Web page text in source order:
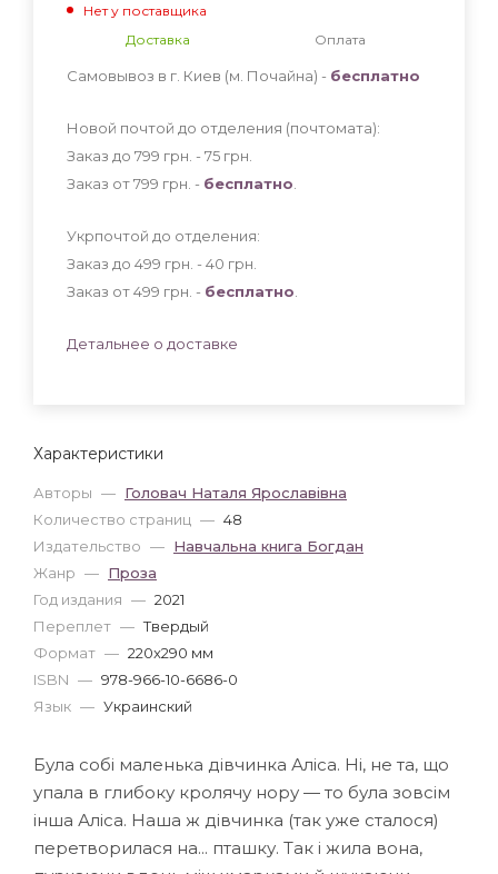
Характеристики
Авторы — Головач Наталя Ярославівна
Количество страниц — 48
Издательство — Навчальна книга Богдан
Жанр — Проза
Год издания — 2021
Переплет — Твердый
Формат — 220x290 мм
ISBN — 978-966-10-6686-0
Язык — Украинский
Нет у поставщика
Доставка
Оплата
Самовывоз в г. Киев (м. Почайна) - бесплатно
Новой почтой до отделения (почтомата):
Заказ до 799 грн. - 75 грн
Заказ от 799 грн. - бесплатно
Укрпочтой до отделения:
Заказ до 499 грн. - 40 грн
Заказ от 499 грн. - бесплатно
Детальнее о доставке
Була собі маленька дівчинка Аліса. Ні, не та, що
упала в глибоку кролячу нору — то була зовсім
інша Аліса. Наша ж дівчинка (так уже сталося)
перетворилася на... пташку. Так і жила вона,